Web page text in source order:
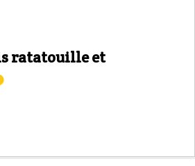
ratatouille et